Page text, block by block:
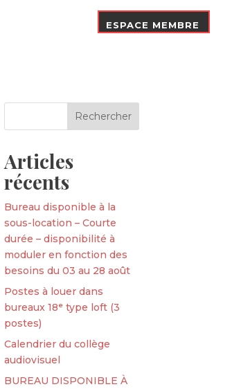
ESPACE MEMBRE
Articles
récents
Bureau disponible à la
sous-location – Courte
durée – disponibilité à
moduler en fonction des
besoins du 03 au 28 août
Postes à louer dans
bureaux 18ᵉ type loft (3
postes)
Calendrier du collège
audiovisuel
BUREAU DISPONIBLE À